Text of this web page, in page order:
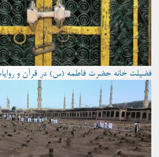
فضیلت خانه حضرت فاطمه (س) در قرآن و